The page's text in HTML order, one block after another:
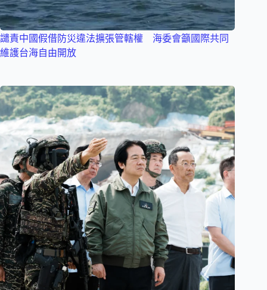
譴責中國假借防災違法擴張管轄權 海委會籲國際共同
維護台海自由開放